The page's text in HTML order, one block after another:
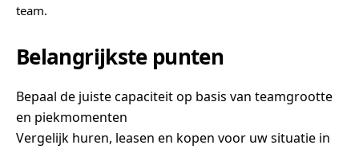
team.
Belangrijkste punten
Bepaal de juiste capaciteit op basis van teamgrootte
en piekmomenten
Vergelijk huren, leasen en kopen voor uw situatie in